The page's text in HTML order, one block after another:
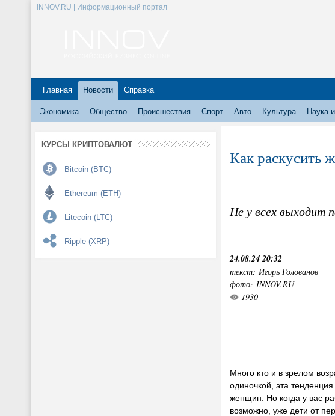
INNOV.RU | Информационный портал
Главная Новости Справка
Экономика Общество Происшествия Спорт Авто Культура Наука
КУРСЫ КРИПТОВАЛЮТ
Bitcoin (BTC)
Ethereum (ETH)
Litecoin (LTC)
Ripple (XRP)
Как раскусить
Не у всех выходит
24.08.24 20:32
текст: Игорь Голованов
фото: INNOV.RU
1930
Много кто и в зрелом
одиночкой, эта тенденция
женщин. Но когда у вас
возможно, уже дети от